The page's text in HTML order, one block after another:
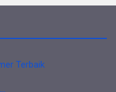
Terbaik